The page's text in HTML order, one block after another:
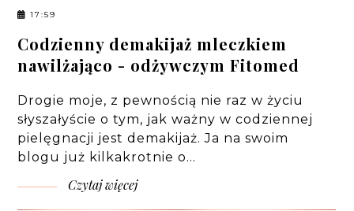
17:59
Codzienny demakijaż mleczkiem
nawilżająco - odżywczym Fitomed
Drogie moje, z pewnością nie raz w życiu
słyszałyście o tym, jak ważny w codziennej
pielęgnacji jest demakijaż. Ja na swoim
blogu już kilkakrotnie o…
Czytaj więcej